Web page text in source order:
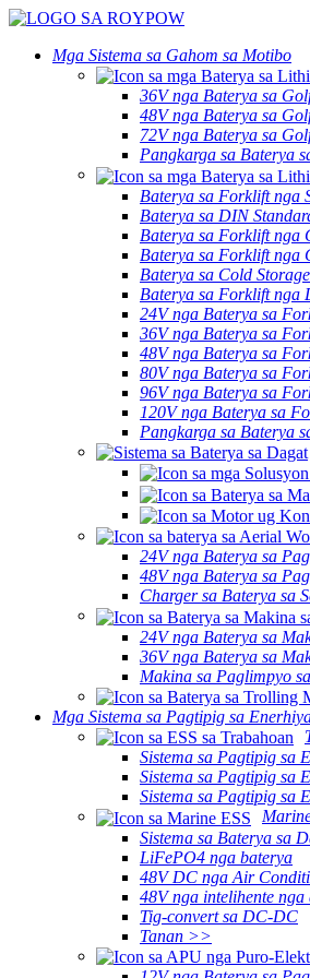
Mga Sistema sa Gahom sa Motibo
36V nga Baterya sa
48V nga Baterya sa
72V nga Baterya sa
Pangkarga sa Baterya
Baterya sa Forklift nga
Baterya sa DIN
Baterya sa Forklift nga
Baterya sa Forklift nga
Baterya sa Cold
Baterya sa Forklift nga
24V nga Baterya sa
36V nga Baterya sa
48V nga Baterya sa
80V nga Baterya sa
96V nga Baterya sa
120V nga Baterya sa
Pangkarga sa Baterya
24V nga Baterya sa
48V nga Baterya sa
Charger sa Baterya sa
24V nga Baterya sa
36V nga Baterya sa
Makina sa Paglimpyo
Mga Sistema sa Pagtipig sa
Sistema sa Pagtipig sa
Sistema sa Pagtipig sa
Sistema sa Pagtipig sa
Sistema sa Baterya sa
LiFePO4 nga baterya
48V DC nga Air
48V nga intelihente
Tig-convert sa DC-DC
Tanan >>